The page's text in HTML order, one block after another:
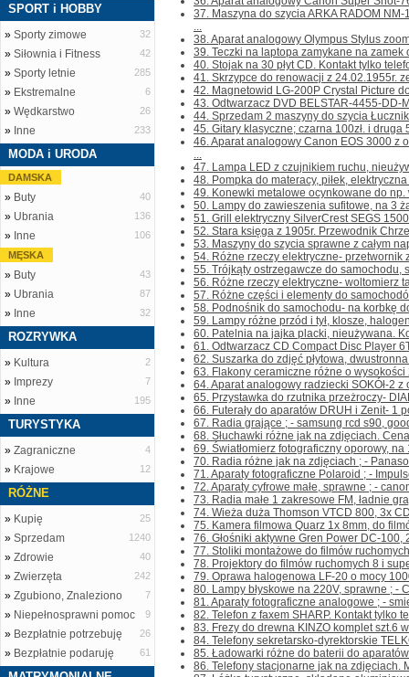
SPORT i HOBBY
» Sporty zimowe 32
» Siłownia i Fitness 42
» Sporty letnie 285
» Ekstremalne 6
» Wędkarstwo 26
» Inne 233
MODA i URODA
DAMSKA
» Buty 40
» Ubrania 136
» Inne
106
MĘSKA
» Buty 43
» Ubrania 87
» Inne 32
ROZRYWKA
» Kultura 2
» Imprezy 7
» Inne 195
TURYSTYKA
» Zagraniczne 4
» Krajowe 12
RÓŻNE
» Kupię 25
» Sprzedam 1240
» Zdrowie 40
» Zwierzęta 242
» Zgubiono, Znaleziono 7
» Niepełnosprawni pomoc 9
» Bezpłatnie potrzebuję 26
» Bezpłatnie podaruję 61
37. Maszyna do szycia ARKA RADOM
...
38. Aparat analogowy Olympus Stylus
39. Teczki na laptopa zamykane na zamek
40. Stojak na 30 płyt CD. Kontakt tylko
41. Skrzypce do renowacji z 24.02.1955r.
42. Magnetowid LG-200P Crystal Picture
43. Odtwarzacz DVD BELSTAR-4455-DD-
44. Sprzedam 2 maszyny do szycia
45. Gitary klasyczne; czarna 100zł. i druga
46. Aparat analogowy Canon EOS 3000 z
...
47. Lampa LED z czujnikiem ruchu,
48. Pompka do materacy, piłek,
49. Konewki metalowe ocynkowane do
50. Lampy do zawieszenia sufitowe, na 3
51. Grill elektryczny SilverCrest SEGS
52. Stara księga z 1905r. Przewodnik
53. Maszyny do szycia sprawne z całym
54. Różne rzeczy elektryczne- przetwornik
55. Trójkąty ostrzegawcze do samochodu,
56. Różne rzeczy elektryczne- woltomierz
57. Różne części i elementy do
58. Podnośnik do samochodu- na korbkę
59. Lampy różne przód i tył, klosze,
60. Patelnia na jajka placki, nieużywana.
61. Odtwarzacz CD Compact Disc Player
62. Suszarka do zdjęć płytowa,
63. Flakony ceramiczne różne o wysokości
64. Aparat analogowy radziecki SOKÓł-2
65. Przystawka do rzutnika przeżroczy-
66. Futerały do aparatów DRUH i Zenit- 1
67. Radia grające ; - samsung rcd s90,
68. Słuchawki różne jak na zdjęciach.
69. Światłomierz fotograficzny oporowy,
70. Radia różne jak na zdjęciach ; -
71. Aparaty fotograficzne Polaroid ; -
72. Aparaty cyfrowe małe, sprawne ; -
73. Radia małe 1 zakresowe FM, ładnie
74. Wieża duża Thomson VTCD 800, 3x
75. Kamera filmowa Quarz 1x 8mm, do
76. Głośniki aktywne Gren Power DC-100,
77. Stoliki montażowe do filmów
78. Projektory do filmów ruchomych 8 i
79. Oprawa halogenowa LF-20 o mocy
80. Lampy błyskowe na 220V, sprawne ; -
81. Aparaty fotograficzne analogowe ; -
82. Telefon z faxem SHARP. Kontakt tylko
83. Frezy do drewna KINZO komplet szt.6
84. Telefony sekretarsko-dyrektorskie
85. Ładowarki różne do baterii do
86. Telefony stacjonarne jak na zdjęciach.